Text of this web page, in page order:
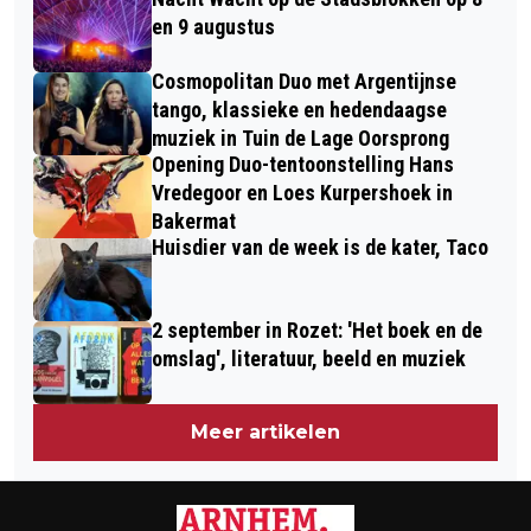
FEBRUARI IN DORPSKERK RHEDEN
en 9 augustus
Cosmopolitan Duo met Argentijnse
tango, klassieke en hedendaagse
muziek in Tuin de Lage Oorsprong
Opening Duo-tentoonstelling Hans
Vredegoor en Loes Kurpershoek in
Bakermat
Huisdier van de week is de kater, Taco
2 september in Rozet: 'Het boek en de
omslag', literatuur, beeld en muziek
Meer artikelen